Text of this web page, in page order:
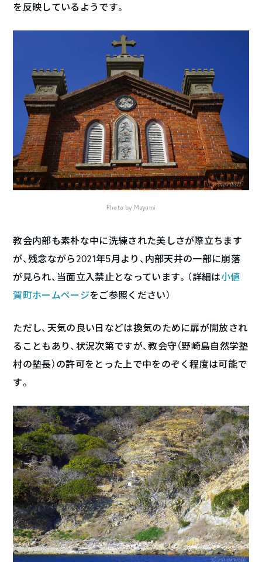
を反映しているようです。
Photo by Mayumi
教会内部も素朴な中に洗練された美しさが際立ちます
が、残念ながら2021年5月より、内部天井の一部に崩落
が見られ、当面立入禁止となっています。（詳細は小値
賀町ホームページをご参照ください）
ただし、天気の良い日などは換気のために扉が開放され
ることもあり、状況次第ですが、教会守（野崎島自然学塾
村の塾長）の許可をとった上で中をのぞく程度は可能で
す。